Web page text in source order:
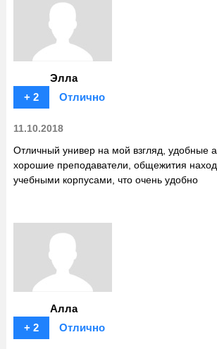
Элла
+ 2
Отлично
11.10.2018
Отличный универ на мой взгляд, удобные
хорошие преподаватели, общежития
учебными корпусами, что очень удобно
Алла
+ 2
Отлично